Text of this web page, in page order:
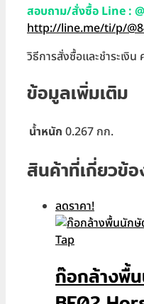
สอบถาม/สั่งซื้อ Line :
http://line.me/ti/p/
วิธีการสั่งซื้อและชำระเงิน
ข้อมูลเพิ่มเติม
น้ำหนัก 0.267 กก.
สินค้าที่เกี่ยวข้
ลดราคา!
ก๊อกล้างพื้